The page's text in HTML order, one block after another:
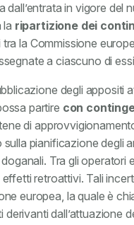
dall’entrata in vigore del
la ripartizione dei
la Commissione
a ciascuno di
degli appositi
partire con
di
pianificazione degli
Tra gli operatori
retroattivi. Tali
europea, la quale è
dall’attuazione